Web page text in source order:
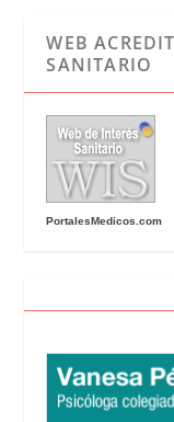
WEB
SANITARIO
PortalesMedicos.com